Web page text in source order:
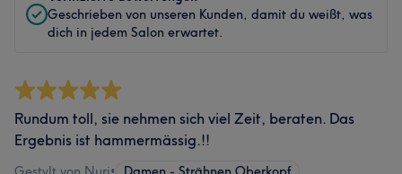
Geschrieben von unseren Kunden, damit du weißt, was
dich in jedem Salon erwartet.
Rundum toll, sie nehmen sich viel Zeit, beraten. Das
Ergebnis ist hammermässig.!!